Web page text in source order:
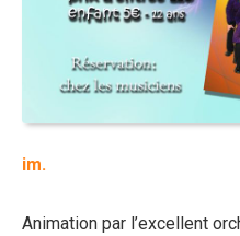
im.
Animation par l’excellent